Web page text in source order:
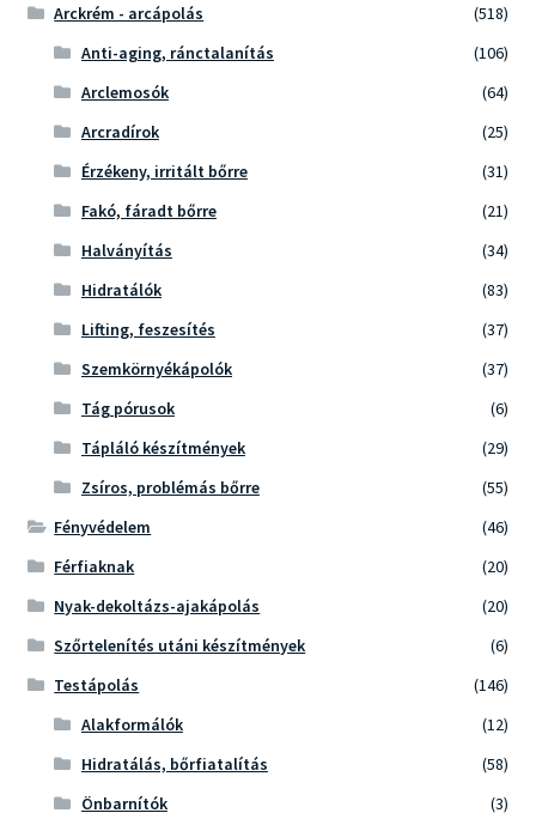
Arckrém - arcápolás
(518)
Anti-aging, ránctalanítás
(106)
Arclemosók
(64)
Arcradírok
(25)
Érzékeny, irritált bőrre
(31)
Fakó, fáradt bőrre
(21)
Halványítás
(34)
Hidratálók
(83)
Lifting, feszesítés
(37)
Szemkörnyékápolók
(37)
Tág pórusok
(6)
Tápláló készítmények
(29)
Zsíros, problémás bőrre
(55)
Fényvédelem
(46)
Férfiaknak
(20)
Nyak-dekoltázs-ajakápolás
(20)
Szőrtelenítés utáni készítmények
(6)
Testápolás
(146)
Alakformálók
(12)
Hidratálás, bőrfiatalítás
(58)
Önbarnítók
(3)